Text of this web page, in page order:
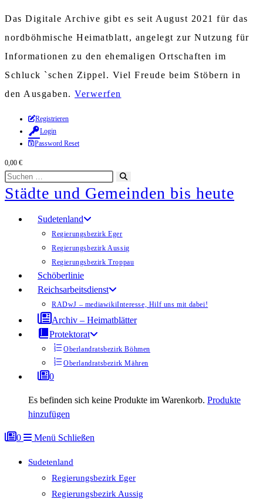
Das Digitale Archive gibt es seit August 2021 für das
nordböhmische Heimatblatt, angelegt zur Nutzung für
Informationen zu den ehemaligen Ortschaften im
Schluck `schen Zippel. Viel Freude beim Stöbern in
den Ausgaben. Verwerfen
Zum
Inhalt
springen
Registrieren
Login
Password Reset
0,00 €
Diese
Website
durchsuchen
starten
Städte und Gemeinden bis heute
Sudetenland
Regierungsbezirk Eger
Regierungsbezirk Aussig
Regierungsbezirk Troppau
Schöberlinie
Reichsarbeitsdienst
RADwJ – mediawikiInteresse, Hilf uns mit dabei!
Archiv – Heimatblätter
Protektorat
Oberlandratsbezirk Böhmen
Oberlandratsbezirk Mähren
0
Es befinden sich keine Produkte im Warenkorb. Produkte
hinzufügen
0 Menü Schließen
Sudetenland
Regierungsbezirk Eger
Regierungsbezirk Aussig